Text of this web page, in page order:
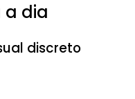
a dia
discreto